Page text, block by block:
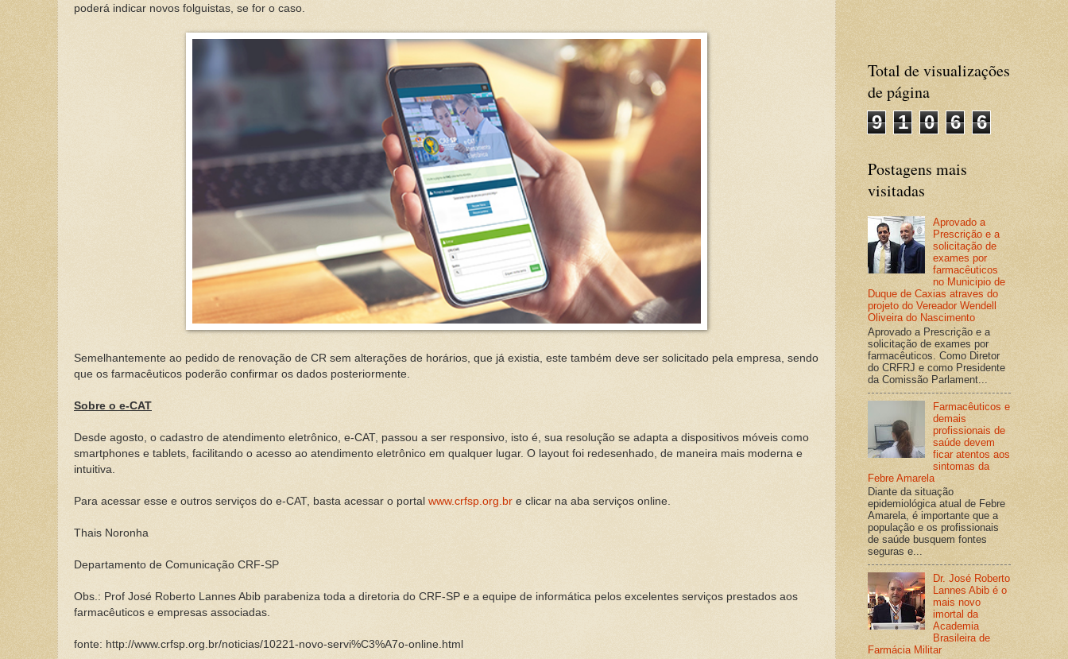
poderá indicar novos folguistas, se for o caso.
Semelhantemente ao pedido de renovação de CR sem alterações de horários, que já existia, este também deve ser solicitado pela empresa, sendo
que os farmacêuticos poderão confirmar os dados posteriormente.
Sobre o e-CAT
Desde agosto, o cadastro de atendimento eletrônico, e-CAT, passou a ser responsivo, isto é, sua resolução se adapta a dispositivos móveis como
smartphones e tablets, facilitando o acesso ao atendimento eletrônico em qualquer lugar. O layout foi redesenhado, de maneira mais moderna e
intuitiva.
Para acessar esse e outros serviços do e-CAT, basta acessar o portal www.crfsp.org.br e clicar na aba serviços online.
Thais Noronha
Departamento de Comunicação CRF-SP
Obs.: Prof José Roberto Lannes Abib parabeniza toda a diretoria do CRF-SP e a equipe de informática pelos excelentes serviços prestados aos
farmacêuticos e empresas associadas.
fonte: http://www.crfsp.org.br/noticias/10221-novo-servi%C3%A7o-online.html
Total de visualizações
de página
9
1 0 6 6
Postagens mais
visitadas
Aprovado a
Prescrição e a
solicitação de
exames por
farmacêuticos
no Municipio de
Duque de Caxias atraves do
projeto do Vereador Wendell
Oliveira do Nascimento
Aprovado a Prescrição e a
solicitação de exames por
farmacêuticos. Como Diretor
do CRFRJ e como Presidente
da Comissão Parlament...
Farmacêuticos e
demais
profissionais de
saúde devem
ficar atentos aos
sintomas da
Febre Amarela
Diante da situação
epidemiológica atual de Febre
Amarela, é importante que a
população e os profissionais
de saúde busquem fontes
seguras e...
Dr. José Roberto
Lannes Abib é o
mais novo
imortal da
Academia
Brasileira de
Farmácia Militar